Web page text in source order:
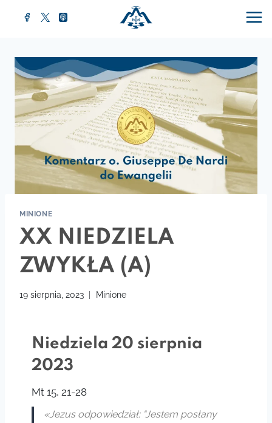
MINIONE
XX NIEDZIELA
ZWYKŁA (A)
19 sierpnia, 2023 Minione
Niedziela 20 sierpnia
2023
Mt 15, 21-28
«Jezus odpowiedział: “Jestem posłany